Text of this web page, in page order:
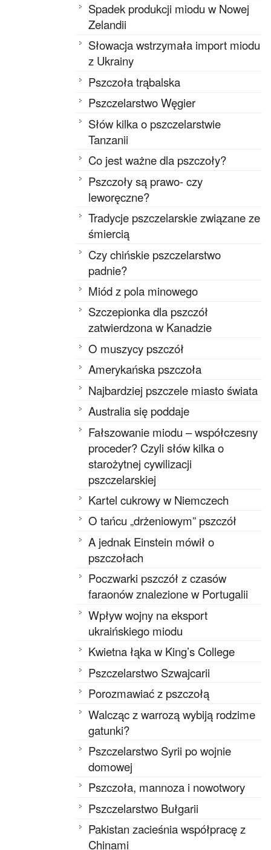
Spadek produkcji miodu w Nowej
Zelandii
Słowacja wstrzymała import miodu
z Ukrainy
Pszczoła trąbalska
Pszczelarstwo Węgier
Słów kilka o pszczelarstwie
Tanzanii
Co jest ważne dla pszczoły?
Pszczoły są prawo- czy
leworęczne?
Tradycje pszczelarskie związane ze
śmiercią
Czy chińskie pszczelarstwo
padnie?
Miód z pola minowego
Szczepionka dla pszczół
zatwierdzona w Kanadzie
O muszycy pszczół
Amerykańska pszczoła
Najbardziej pszczele miasto świata
Australia się poddaje
Fałszowanie miodu – współczesny
proceder? Czyli słów kilka o
starożytnej cywilizacji
pszczelarskiej
Kartel cukrowy w Niemczech
O tańcu „drżeniowym” pszczół
A jednak Einstein mówił o
pszczołach
Poczwarki pszczół z czasów
faraonów znalezione w Portugalii
Wpływ wojny na eksport
ukraińskiego miodu
Kwietna łąka w King’s College
Pszczelarstwo Szwajcarii
Porozmawiać z pszczołą
Walcząc z warrozą wybiją rodzime
gatunki?
Pszczelarstwo Syrii po wojnie
domowej
Pszczoła, mannoza i nowotwory
Pszczelarstwo Bułgarii
Pakistan zacieśnia współpracę z
Chinami